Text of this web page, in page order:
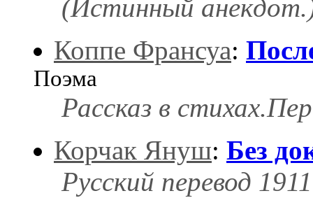
(Истинный
Коппе Франсуа:
Поэма
Рассказ в
Корчак Януш: Без
Русский перевод